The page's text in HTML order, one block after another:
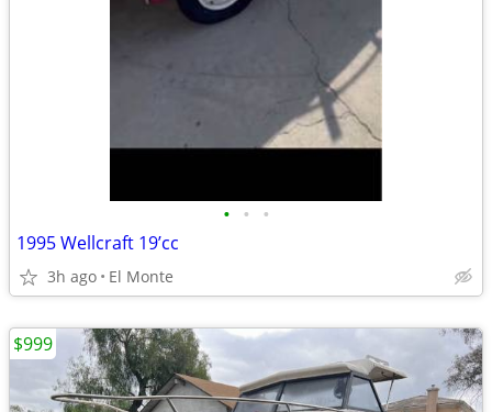
• • •
1995 Wellcraft 19’cc
3h ago El Monte
$999